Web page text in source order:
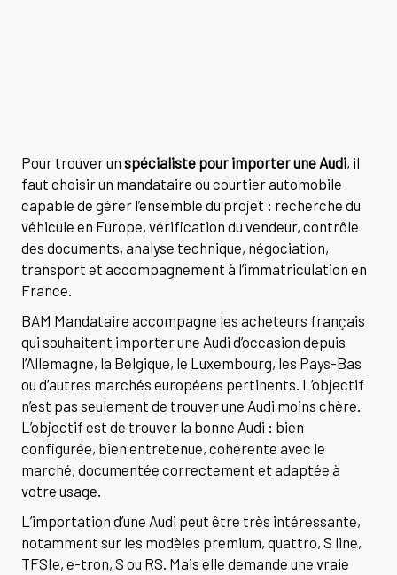
Pour trouver un spécialiste pour importer une Audi, il
faut choisir un mandataire ou courtier automobile
capable de gérer l’ensemble du projet : recherche du
véhicule en Europe, vérification du vendeur, contrôle
des documents, analyse technique, négociation,
transport et accompagnement à l’immatriculation en
France.
BAM Mandataire accompagne les acheteurs français
qui souhaitent importer une Audi d’occasion depuis
l’Allemagne, la Belgique, le Luxembourg, les Pays-Bas
ou d’autres marchés européens pertinents. L’objectif
n’est pas seulement de trouver une Audi moins chère.
L’objectif est de trouver la bonne Audi : bien
configurée, bien entretenue, cohérente avec le
marché, documentée correctement et adaptée à
votre usage.
L’importation d’une Audi peut être très intéressante,
notamment sur les modèles premium, quattro, S line,
TFSIe, e-tron, S ou RS. Mais elle demande une vraie